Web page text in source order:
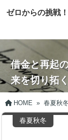
ゼロからの挑戦
借金と再起
来を切り拓
HOME » 春夏秋冬
春夏秋冬